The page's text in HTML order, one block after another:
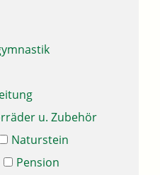
u. Zubehör
Naturstein
Pension